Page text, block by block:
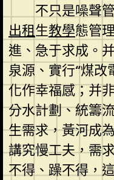
不只是噪聲
出租生教學態管
進、急于求成。
泉源、實行“煤改
化作幸福感；并
分水計劃、統籌
生需求，黃河成
講究慢工夫，需
不得、躁不得，